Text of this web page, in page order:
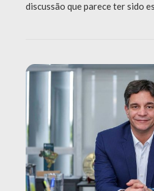
discussão que parece ter sido